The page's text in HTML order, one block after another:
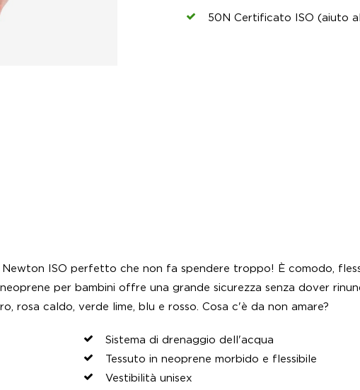
50N Certificato ISO (aiuto
ISO perfetto che non fa spendere troppo! È comodo,
per bambini offre una grande sicurezza senza dover
rosa caldo, verde lime, blu e rosso. Cosa c'è da non amare?
Sistema di drenaggio dell'acqua
Tessuto in neoprene morbido e flessibile
Vestibilità unisex